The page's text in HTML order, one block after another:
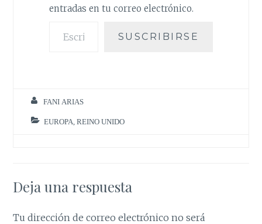
entradas en tu correo electrónico.
SUSCRIBIRSE
FANI ARIAS
EUROPA ,REINO UNIDO
Deja una respuesta
Tu dirección de correo electrónico no será